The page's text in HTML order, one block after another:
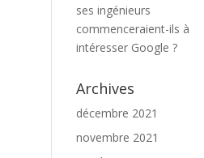
ses ingénieurs
commenceraient-ils à
intéresser Google ?
Archives
décembre 2021
novembre 2021